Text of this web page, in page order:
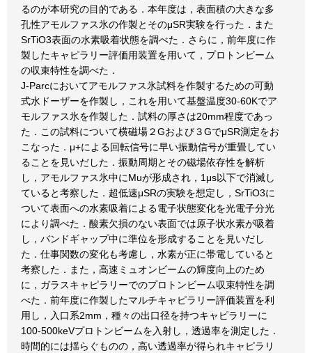
るのが本研究の目的である．本年度は，表面積の大きな多
孔性アモルファス氷の作製とそのμSR実験を行った．また
SrTiO3表面の水素吸着状態を調べた．さらに，前年度に作
製したキャピラリー評価用装置を用いて，プロトンビーム
の収束特性を調べた．
J-Parcにおいてアモルファス氷試料を作製するための可動
式水ドーザーを作製し，これを用いて基盤温度30-60Kでア
モルファス氷を作製した．試料の厚さは20mm程度であっ
た．この試料について横磁場２Gおよび３GでμSR測定をお
こなった．μ+による回転信号に早い振動信号が重畳してい
ることを見いだした．振動周期とその磁場依存性を解析
し，アモルファス氷中にMuが形成され，1μs以下で消滅し
ていると考察した．超低速μSRの実験を想定し，SrTiO3に
ついて表面への水素吸着による電子状態変化を光電子分光
により調べた．酸素欠損のない表面では原子状水素が吸着
し，バンドギャップ中に準位を形成することを見いだし
た．仕事関数の変化も考慮し，水素が正に帯電していると
考察した．また，高速ミュオンビームの輝度向上のため
に，ガラスキャピラリーでのプロトンビーム収束特性を調
べた．前年度に作製したマルチキャピラリー評価装置を利
用し，入口系2mm，種々の出口径を持つキャピラリーに
100-500keVプロトンビームを入射し，透過率を測定した．
時間的には揺らぐものの，高い透過率が得られキャピラリ